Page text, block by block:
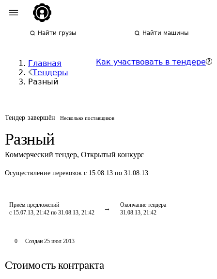
Найти грузы Найти машины
Главная
Тендеры
Разный
Как участвовать в тендере
Тендер завершён Несколько поставщиков
Разный
Коммерческий тендер, Открытый конкурс
Осуществление перевозок с 15.08.13 по 31.08.13
Приём предложений
с 15.07.13, 21:42 по 31.08.13, 21:42
Окончание тендера
31.08.13, 21:42
0 Создан 25 июл 2013
Стоимость контракта